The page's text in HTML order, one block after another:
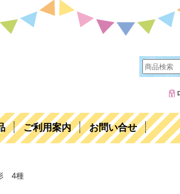
ご利用案内 お問い合せ
4種